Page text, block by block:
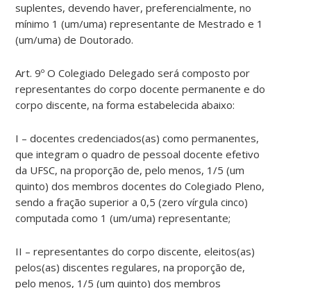
suplentes, devendo haver, preferencialmente, no
mínimo 1 (um/uma) representante de Mestrado e 1
(um/uma) de Doutorado.
Art. 9º O Colegiado Delegado será composto por
representantes do corpo docente permanente e do
corpo discente, na forma estabelecida abaixo:
I – docentes credenciados(as) como permanentes,
que integram o quadro de pessoal docente efetivo
da UFSC, na proporção de, pelo menos, 1/5 (um
quinto) dos membros docentes do Colegiado Pleno,
sendo a fração superior a 0,5 (zero vírgula cinco)
computada como 1 (um/uma) representante;
II – representantes do corpo discente, eleitos(as)
pelos(as) discentes regulares, na proporção de,
pelo menos, 1/5 (um quinto) dos membros